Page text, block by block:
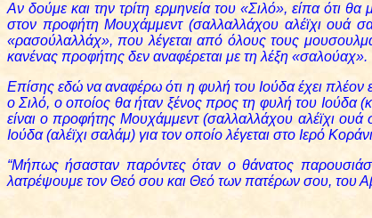
Αν δούμε και την τρίτη ερμηνεία του «Σιλό», είπα ότι
στον προφήτη Μουχάμμεντ (σαλλαλλάχου αλέϊχι ουά
«ρασούλαλλάχ», που λέγεται από όλους τους
κανένας προφήτης δεν αναφέρεται με τη λέξη «σαλούαχ».
Επίσης εδώ να αναφέρω ότι η φυλή του Ιούδα έχει πλέον
ο Σιλό, ο οποίος θα ήταν ξένος προς τη φυλή του Ιούδα
είναι ο προφήτης Μουχάμμεντ (σαλλαλλάχου αλέϊχι
Ιούδα (αλέϊχι σαλάμ) για τον οποίο λέγεται στο Ιερό
“Μήπως ήσασταν παρόντες όταν ο θάνατος
λατρέψουμε τον Θεό σου και Θεό των πατέρων σου, του